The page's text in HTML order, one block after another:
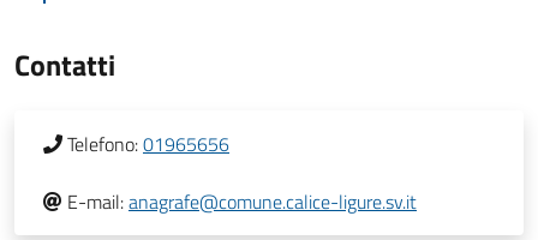
Contatti
Telefono:01965656
E-mail:anagrafe@comune.calice-ligure.sv.it